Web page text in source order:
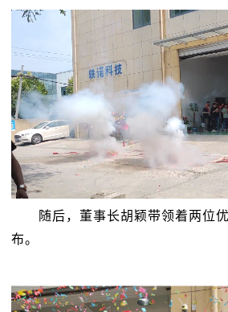
随后，董事长胡颖带领着两位
布。